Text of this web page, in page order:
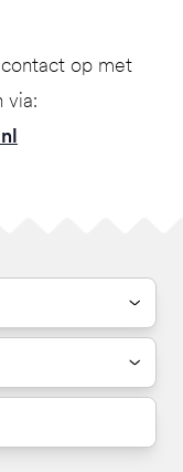
op met
via: